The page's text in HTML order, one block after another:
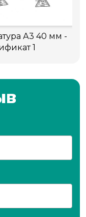
А3 40 мм -
1